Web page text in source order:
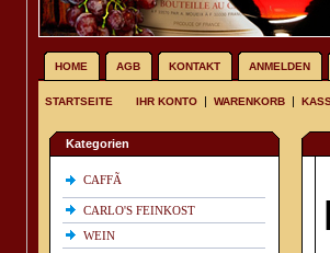
HOME AGB KONTAKT ANMELDEN
STARTSEITE IHR KONTO | WARENKORB |
Kategorien
CAFFÃ
CARLO'S FEINKOST
WEIN